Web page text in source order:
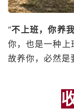
“不上班，你养我
你，也是一种上
故养你，必然是